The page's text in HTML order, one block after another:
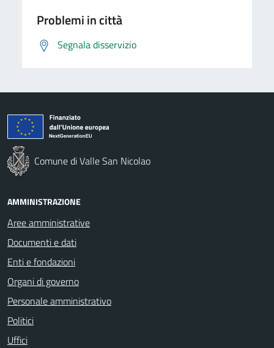
Problemi in città
Segnala disservizio
Comune di Valle San Nicolao
AMMINISTRAZIONE
Aree amministrative
Documenti e dati
Enti e fondazioni
Organi di governo
Personale amministrativo
Politici
Uffici